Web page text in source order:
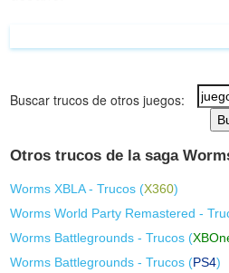
Buscar trucos de otros juegos:
Otros trucos de la saga
Worms XBLA - Trucos (X360)
Worms World Party Remastered -
Worms Battlegrounds - Trucos (
Worms Battlegrounds - Trucos (PS4)